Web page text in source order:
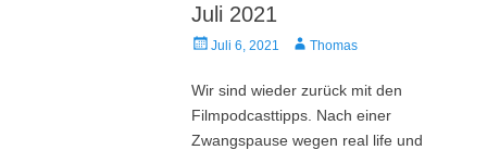
Juli 2021
Veröffentlicht
Juli 6, 2021 AutorThomas
Wir sind wieder zurück mit den
Filmpodcasttipps. Nach einer
Zwangspause wegen real life und